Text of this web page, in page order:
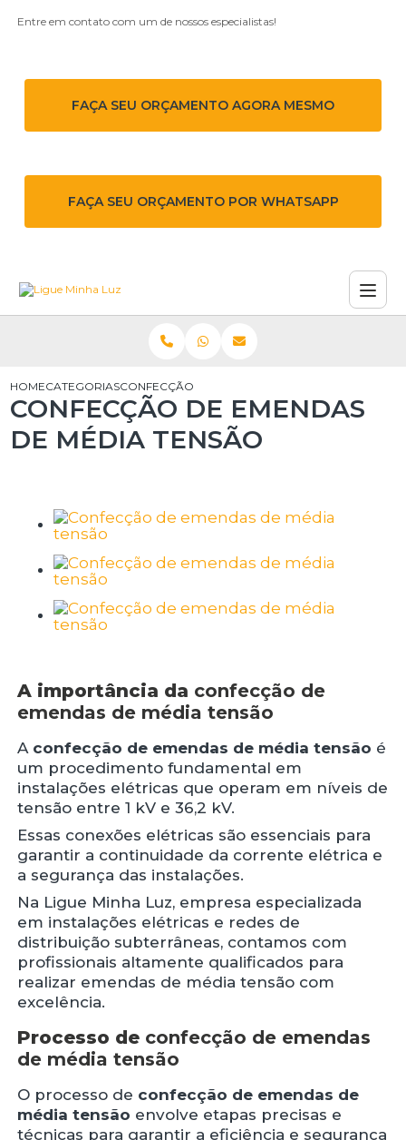
Entre em contato com um de nossos especialistas!
FAÇA SEU ORÇAMENTO AGORA MESMO
FAÇA SEU ORÇAMENTO POR WHATSAPP
HOMECATEGORIASCONFECÇÃO DE EMENDAS DE MÉDIA TENSÃO
CONFECÇÃO DE EMENDAS
DE MÉDIA TENSÃO
A importância da confecção de
emendas de média tensão
A confecção de emendas de média tensão é
um procedimento fundamental em
instalações elétricas que operam em níveis de
tensão entre 1 kV e 36,2 kV.
Essas conexões elétricas são essenciais para
garantir a continuidade da corrente elétrica e
a segurança das instalações.
Na Ligue Minha Luz, empresa especializada
em instalações elétricas e redes de
distribuição subterrâneas, contamos com
profissionais altamente qualificados para
realizar emendas de média tensão com
excelência.
Processo de confecção de emendas
de média tensão
O processo de confecção de emendas de
média tensão envolve etapas precisas e
técnicas para garantir a eficiência e segurança